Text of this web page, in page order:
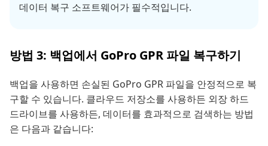
데이터 복구 소프트웨어가 필수적입니다.
방법 3: 백업에서 GoPro GPR 파일 복구하기
백업을 사용하면 손실된 GoPro GPR 파일을 안정적으로 복
구할 수 있습니다. 클라우드 저장소를 사용하든 외장 하드
드라이브를 사용하든, 데이터를 효과적으로 검색하는 방법
은 다음과 같습니다: